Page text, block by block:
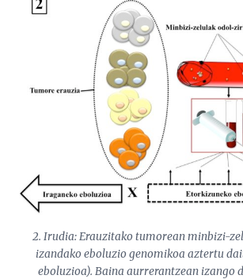
2. Irudia: Erauzitako tumorean minbizi-
izandako eboluzio genomikoa aztertu
eboluzioa). Baina aurrerantzean izango